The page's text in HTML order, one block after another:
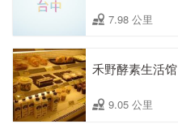
7.98 公里
禾野酵素生活馆
9.05 公里